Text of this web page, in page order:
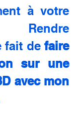
à votre
fait de faire
sur une
avec mon